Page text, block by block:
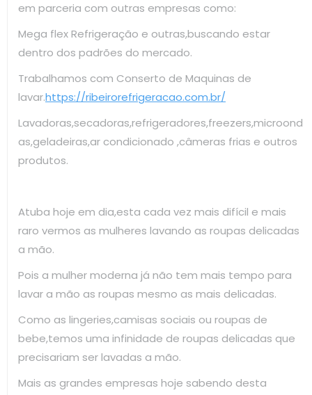
em parceria com outras empresas como:
Mega flex Refrigeração e outras,buscando estar
dentro dos padrões do mercado.
Trabalhamos com Conserto de Maquinas de
lavar.https://ribeirorefrigeracao.com.br/
Lavadoras,secadoras,refrigeradores,freezers,microond
as,geladeiras,ar condicionado ,câmeras frias e outros
produtos.
Atuba hoje em dia,esta cada vez mais difícil e mais
raro vermos as mulheres lavando as roupas delicadas
a mão.
Pois a mulher moderna já não tem mais tempo para
lavar a mão as roupas mesmo as mais delicadas.
Como as lingeries,camisas sociais ou roupas de
bebe,temos uma infinidade de roupas delicadas que
precisariam ser lavadas a mão.
Mais as grandes empresas hoje sabendo desta